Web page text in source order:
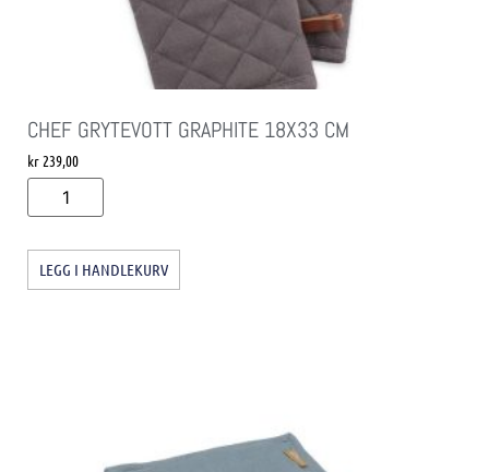
CHEF GRYTEVOTT GRAPHITE 18X33 CM
kr239,00
LEGG I HANDLEKURV